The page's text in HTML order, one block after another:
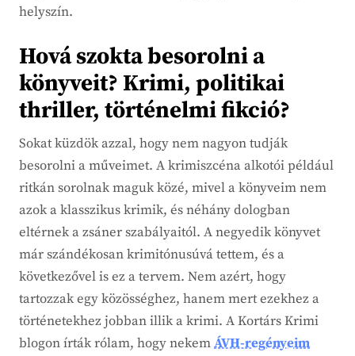
helyszín.
Hová szokta besorolni a
könyveit? Krimi, politikai
thriller, történelmi fikció?
Sokat küzdök azzal, hogy nem nagyon tudják
besorolni a műveimet. A krimiszcéna alkotói például
ritkán sorolnak maguk közé, mivel a könyveim nem
azok a klasszikus krimik, és néhány dologban
eltérnek a zsáner szabályaitól. A negyedik könyvet
már szándékosan krimitónusúvá tettem, és a
következővel is ez a tervem. Nem azért, hogy
tartozzak egy közösséghez, hanem mert ezekhez a
történetekhez jobban illik a krimi. A Kortárs Krimi
blogon írták rólam, hogy nekemÁVH-regényeim